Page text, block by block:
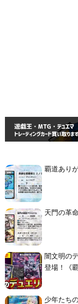
覇道あり
天門の革
闇文明の
登場！《
少年たち